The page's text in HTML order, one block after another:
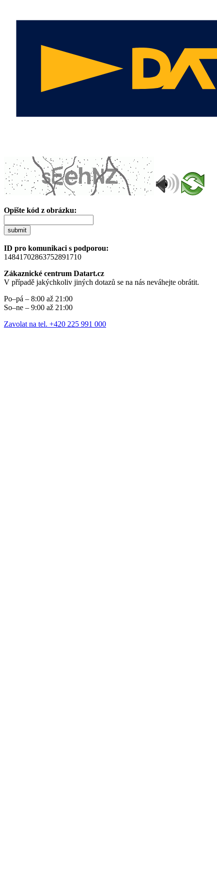
Opište kód z obrázku:
submit
ID pro komunikaci s podporou:
14841702863752891710
Zákaznické centrum Datart.cz
V případě jakýchkoliv jiných dotazů se na nás neváhejte obrátit.
Po–pá – 8:00 až 21:00
So–ne – 9:00 až 21:00
Zavolat na tel. +420 225 991 000